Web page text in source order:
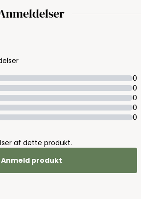
0
0
0
0
0
af dette produkt.
Anmeld produkt